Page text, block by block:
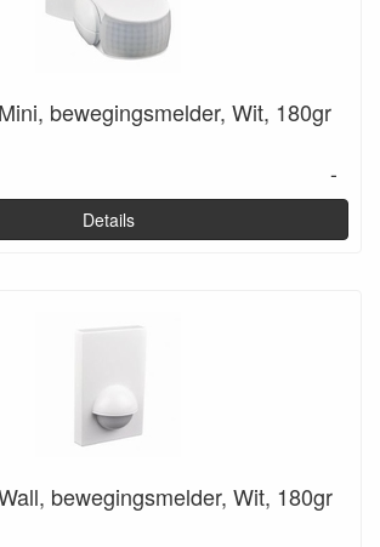
bewegingsmelder, Wit, 180gr
-
Details
bewegingsmelder, Wit, 180gr